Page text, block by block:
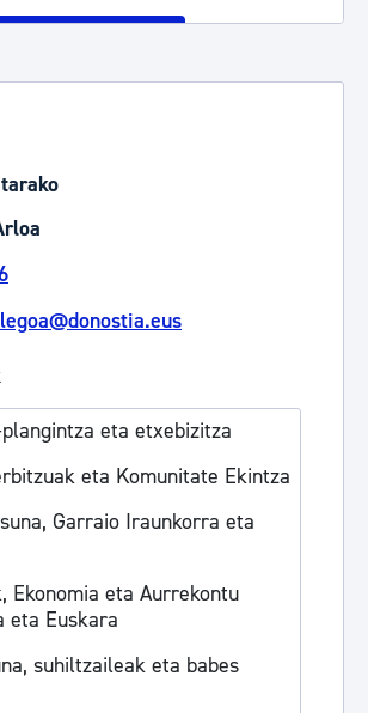
eta etxebizitza
eta Komunitate Ekintza
Garraio Iraunkorra eta
Ekonomia eta Aurrekontu
eta Euskara
suhiltzaileak eta babes